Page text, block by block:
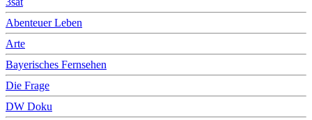
Abenteuer Leben
Arte
Bayerisches Fernsehen
Die Frage
DW Doku